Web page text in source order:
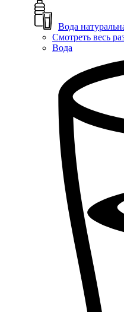
Вода
Смотреть весь
Вода